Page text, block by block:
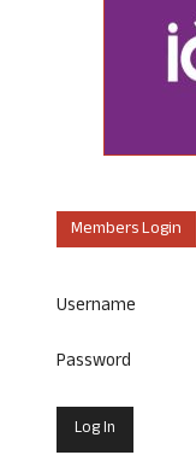
Members Login
Username
Password